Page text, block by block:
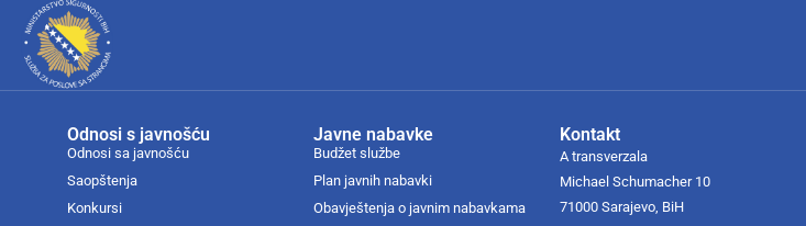
Odnosi s javnošću
Odnosi sa javnošću
Saopštenja
Konkursi
Javne nabavke
Budžet službe
Plan javnih nabavki
Obavještenja o javnim nabavkama
Kontakt
A transverzala
Michael Schumacher 10
71000 Sarajevo, BiH